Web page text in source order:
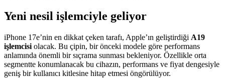
Yeni nesil işlemciyle geliyor
iPhone 17e’nin en dikkat çeken tarafı, Apple’ın geliştirdiği A19
işlemcisi olacak. Bu çipin, bir önceki modele göre performans
anlamında önemli bir sıçrama sunması bekleniyor. Özellikle orta
segmentte konumlanacak bu cihazın, performans ve fiyat dengesiyle
geniş bir kullanıcı kitlesine hitap etmesi öngörülüyor.